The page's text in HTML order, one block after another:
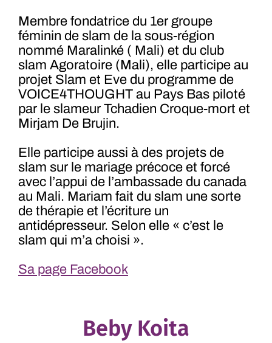
Membre fondatrice du 1er groupe
féminin de slam de la sous-région
nommé Maralinké ( Mali) et du club
slam Agoratoire (Mali), elle participe au
projet Slam et Eve du programme de
VOICE4THOUGHT au Pays Bas piloté
par le slameur Tchadien Croque-mort et
Mirjam De Brujin.
Elle participe aussi à des projets de
slam sur le mariage précoce et forcé
avec l’appui de l’ambassade du canada
au Mali. Mariam fait du slam une sorte
de thérapie et l’écriture un
antidépresseur. Selon elle « c’est le
slam qui m’a choisi ».
Sa page Facebook
Beby Koita